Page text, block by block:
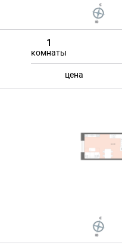
1
комнаты
цена